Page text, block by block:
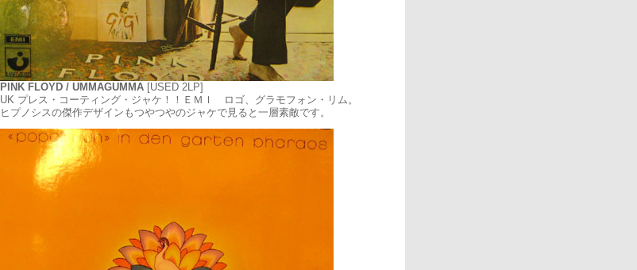
PINK FLOYD / UMMAGUMMA [USED 2LP]
UK プレス・コーティング・ジャケ！！ＥＭＩ ロゴ、グラモフォン・リム。
ヒプノシスの傑作デザインもつやつやのジャケで見ると一層素敵です。